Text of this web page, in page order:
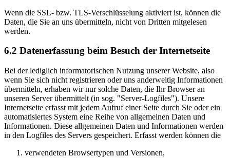
Wenn die SSL- bzw. TLS-Verschlüsselung aktiviert ist, können die
Daten, die Sie an uns übermitteln, nicht von Dritten mitgelesen
werden.
6.2 Datenerfassung beim Besuch der Internetseite
Bei der lediglich informatorischen Nutzung unserer Website, also
wenn Sie sich nicht registrieren oder uns anderweitig Informationen
übermitteln, erhaben wir nur solche Daten, die Ihr Browser an
unseren Server übermittelt (in sog. "Server-Logfiles"). Unsere
Internetseite erfasst mit jedem Aufruf einer Seite durch Sie oder ein
automatisiertes System eine Reihe von allgemeinen Daten und
Informationen. Diese allgemeinen Daten und Informationen werden
in den Logfiles des Servers gespeichert. Erfasst werden können die
verwendeten Browsertypen und Versionen,